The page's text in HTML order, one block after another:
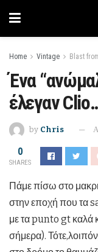
Home Vintage Blast
Ένα
έλεγαν
by Chris
0
SHARES
Πάμε πίσω στο
στην εποχή που τα
με τα punto gt καλά
σήμερα).